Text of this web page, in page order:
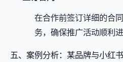
在合作前签订详细的合
务，确保推广活动顺利进
五、案例分析：某品牌与小红